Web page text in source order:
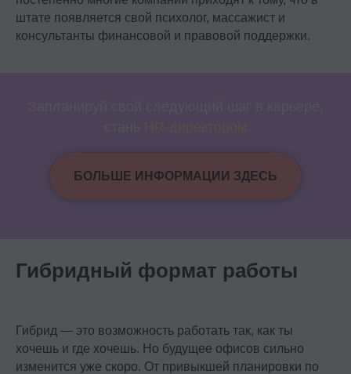
штате появляется свой психолог, массажист и
консультанты финансовой и правовой поддержки.
БОЛЬШЕ ИНФОРМАЦИИ ЗДЕСЬ
Гибридный формат работы
Гибрид — это возможность работать так, как ты
хочешь и где хочешь. Но будущее офисов сильно
изменится уже скоро. От привыкшей планировки по